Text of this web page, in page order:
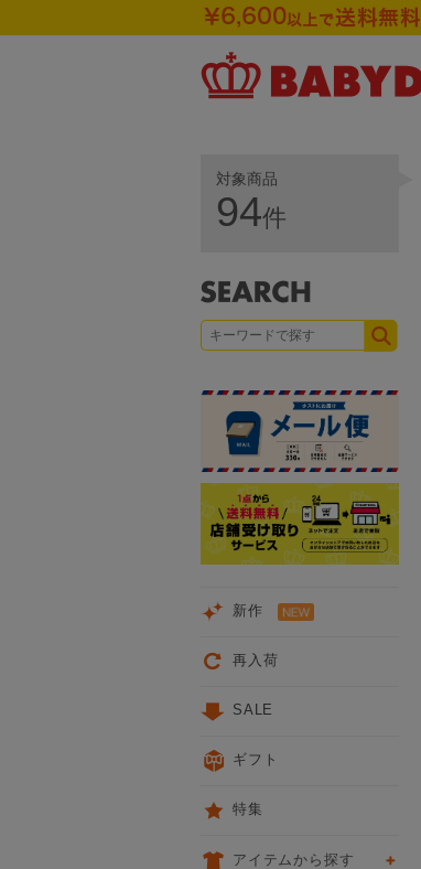
対象商品
94件
新作
再入荷
SALE
ギフト
特集
アイテムから探す